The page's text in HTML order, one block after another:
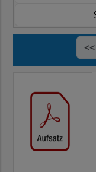
<<